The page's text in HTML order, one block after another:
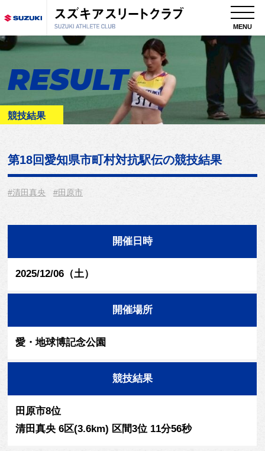
MENU
RESULT
競技結果
第18回愛知県市町村対抗駅伝の競技結果
#清田真央 #田原市
開催日時
2025/12/06（土）
開催場所
愛・地球博記念公園
競技結果
田原市8位
清田真央 6区(3.6km) 区間3位 11分56秒